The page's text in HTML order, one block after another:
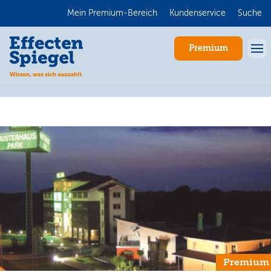
Mein Premium-Bereich Kundenservice Suche
Premium
Premium
Anmelden